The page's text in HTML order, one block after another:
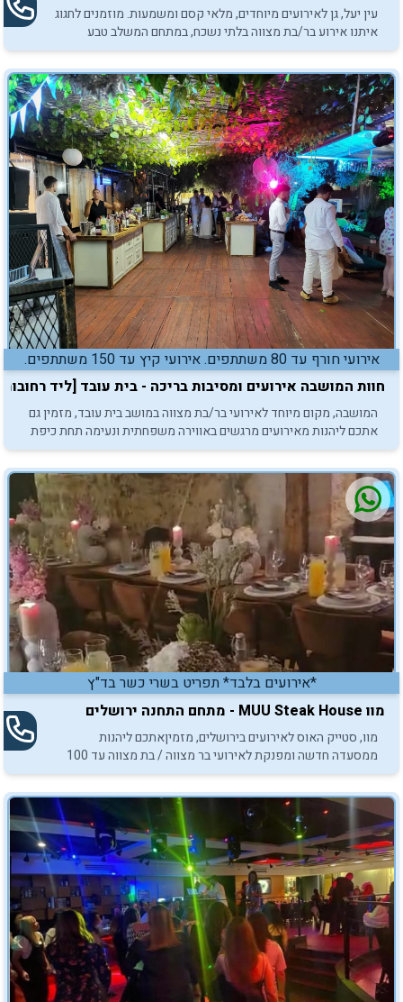
עין יעל, גן לאירועים מיוחדים, מלאי קסם ומשמעות. מוזמנים לחגוג
איתנו אירוע בר/בת מצווה בלתי נשכח, במתחם המשלב טבע
והיסטוריה.
אירועי חורף עד 80 משתתפים. אירועי קיץ עד 150 משתתפים.
חוות המושבה אירועים ומסיבות בריכה - בית עובד [ליד
המושבה, מקום מיוחד לאירועי בר/בת מצווה במושב בית עובד, מזמין גם
אתכם ליהנות מאירועים מרגשים באווירה משפחתית ונעימה תחת כיפת
השמיים.
*אירועים בלבד* תפריט בשרי כשר בד"ץ
מוו MUU Steak House - מתחם התחנה ירושלים
מוו, סטייק האוס לאירועים בירושלים, מזמיןאתכם ליהנות
ממסעדה חדשה ומפנקת לאירועי בר מצווה / בת מצווה עד 100
איש.